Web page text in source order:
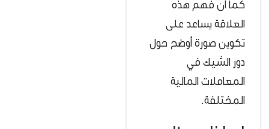
كما أن فهم هذه
العلاقة يساعد على
تكوين صورة أوضح حول
دور الشيك في
المعاملات المالية
المختلفة.